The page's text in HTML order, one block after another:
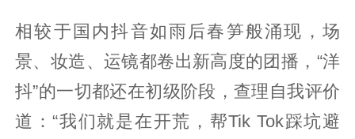
相较于国内抖音如雨后春笋般涌现，场
景、妆造、运镜都卷出新高度的团播，“洋
抖”的一切都还在初级阶段，查理自我评价
道：“我们就是在开荒，帮Tik Tok踩坑避